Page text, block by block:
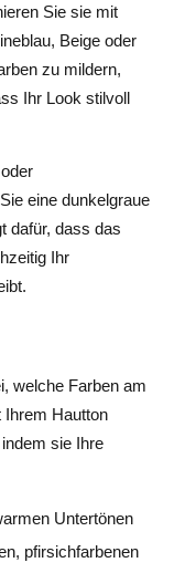
Sie sie mit
Beige oder
zu mildern,
Ihr Look stilvoll
eine dunkelgraue
dafür, dass das
Ihr
welche Farben am
Ihrem Hautton
sie Ihre
Untertönen
pfirsichfarbenen